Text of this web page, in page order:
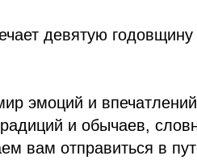
девятую
эмоций и
и обычаев,
вам отправиться в